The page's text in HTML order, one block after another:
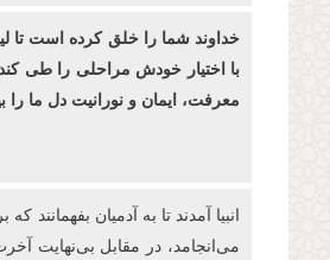
خداوند شما را خلق کرده ‌است تا
با اختیار خودش مراحلی را طی
معرفت، ایمان و نورانیت دل ما